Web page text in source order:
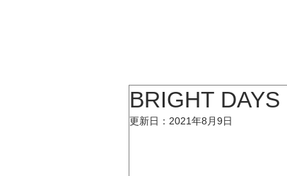
BRIGHT DAYS
更新日： 2021年8月9日